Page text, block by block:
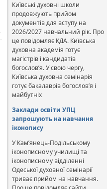
Київські духовні школи
продовжують прийом
документів для вступу на
2026/2027 навчальний рік. Про
це повідомляє КДА. Київська
духовна академія готує
магістрів і кандидатів
богослов’я. У свою чергу,
Київська духовна семінарія
готує бакалаврів богослов’я і
майбутніх
Заклади освіти УПЦ
запрошують на навчання
іконопису
У Кам’янець-Подільському
іконописному училищі та
іконописному відділенні
Одеської духовної семінарії
триває прийом на навчання.